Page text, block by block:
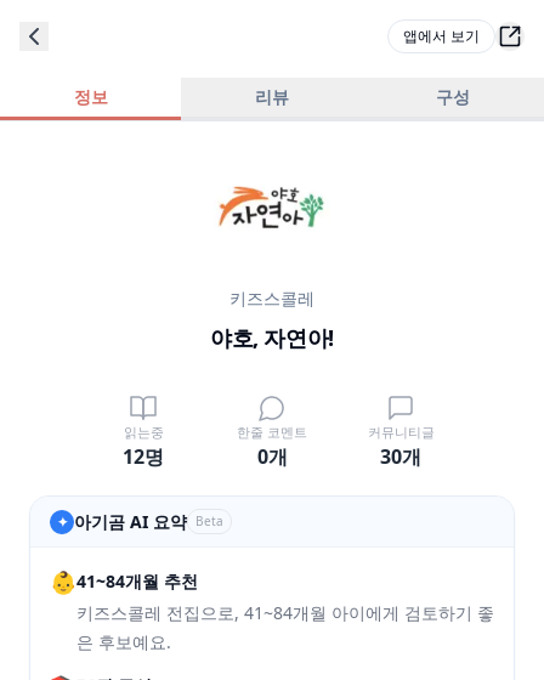
앱에서 보기
정보 리뷰 구성
키즈스콜레
야호, 자연아!
읽는중
12명
한줄 코멘트
0개
커뮤니티글
30개
✦ 아기곰 AI 요약 Beta
👶41~84개월 추천
키즈스콜레 전집으로, 41~84개월 아이에게 검토하기 좋
은 후보예요.